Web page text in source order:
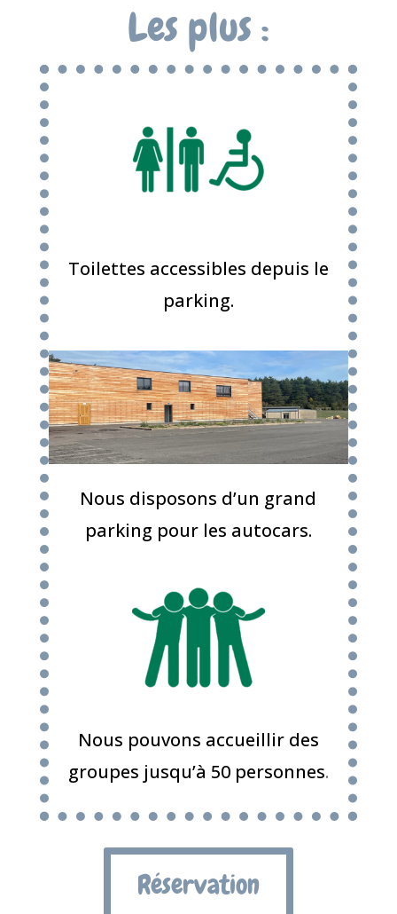
Les plus :
Toilettes accessibles depuis le
parking.
Nous disposons d’un grand
parking pour les autocars.
Nous pouvons accueillir des
groupes jusqu’à 50 personnes.
Réservation